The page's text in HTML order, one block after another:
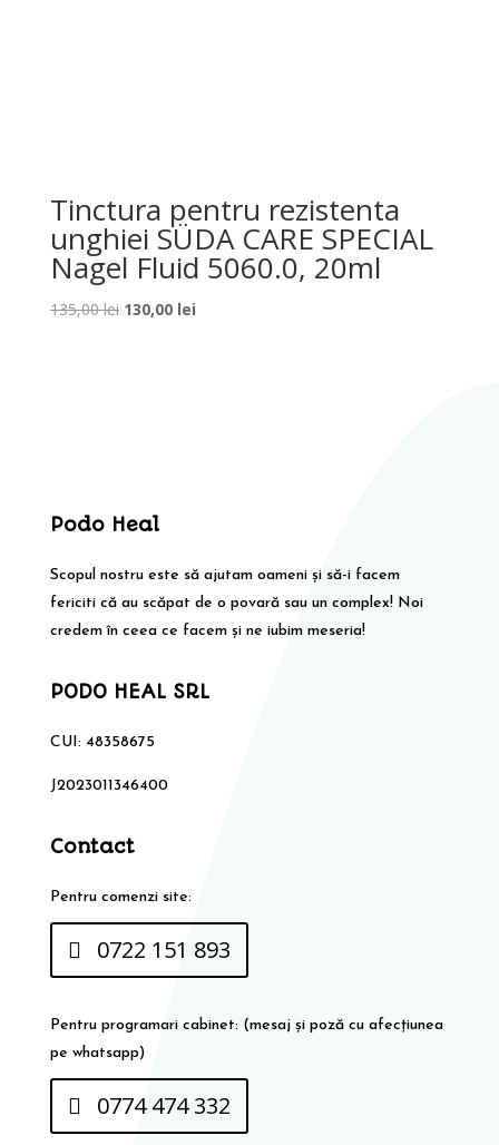
Tinctura pentru rezistenta
unghiei SÜDA CARE SPECIAL
Nagel Fluid 5060.0, 20ml
135,00lei Prețul
130,00 leiPrețul
Podo Heal
Scopul nostru este să ajutam oameni și să-i facem
fericiti că au scăpat de o povară sau un complex! Noi
credem în ceea ce facem și ne iubim meseria!
PODO HEAL SRL
CUI: 48358675
J2023011346400
Contact
Pentru comenzi site:
0722 151 893
Pentru programari cabinet: (mesaj și poză cu afecțiunea
pe whatsapp)
0774 474 332